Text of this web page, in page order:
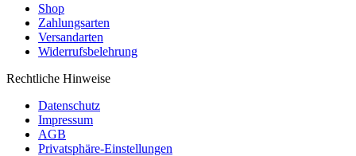
Shop
Zahlungsarten
Versandarten
Widerrufsbelehrung
Rechtliche Hinweise
Datenschutz
Impressum
AGB
Privatsphäre-Einstellungen